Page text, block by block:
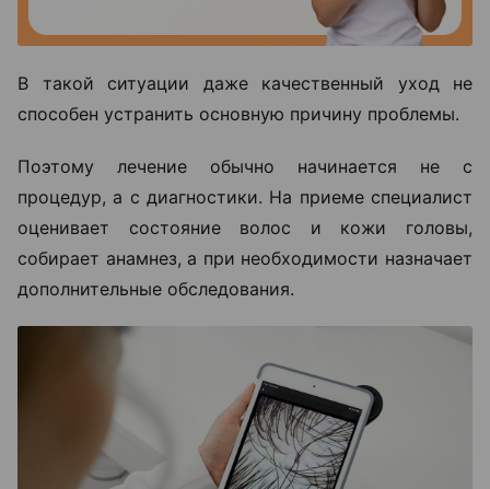
В такой ситуации даже качественный уход не
способен устранить основную причину проблемы.
Поэтому лечение обычно начинается не с
процедур, а с диагностики. На приеме специалист
оценивает состояние волос и кожи головы,
собирает анамнез, а при необходимости назначает
дополнительные обследования.